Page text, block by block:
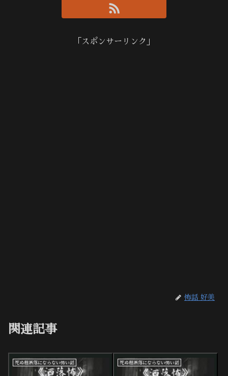
「スポンサーリンク」
怖話 好美
関連記事
死ぬ程洒落にならない怖い話 死ぬ程洒落にならない怖い話